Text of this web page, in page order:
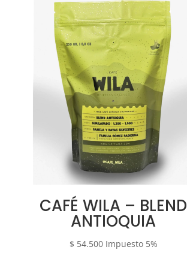
hasta
$ 73.500
CAFÉ WILA – BLEND
ANTIOQUIA
$ 54.500 Impuesto 5%